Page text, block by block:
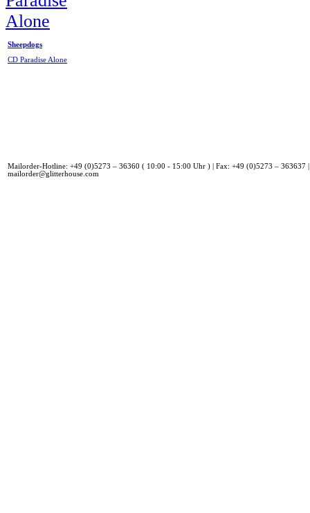
Sheepdogs
CD Paradise Alone
Mailorder-Hotline: +49 (0)5273 – 36360 ( 10:00 - 15:00 Uhr ) | Fax: +49 (0)5273 – 363637
mailorder@glitterhouse.com